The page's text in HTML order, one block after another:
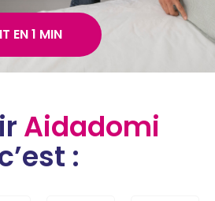
EN 1 MIN
Aidadomi
: